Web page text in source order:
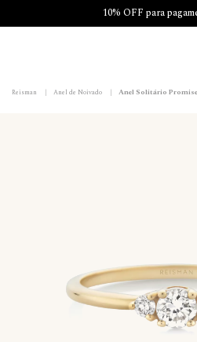
10% OFF para
Reisman | Anel de Noivado | Anel Solitário